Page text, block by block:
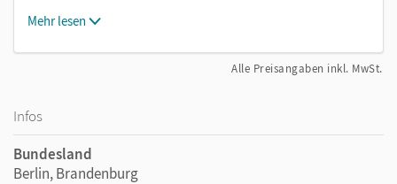
Mehr lesen
Alle Preisangaben inkl. MwSt.
Infos
Bundesland
Berlin, Brandenburg